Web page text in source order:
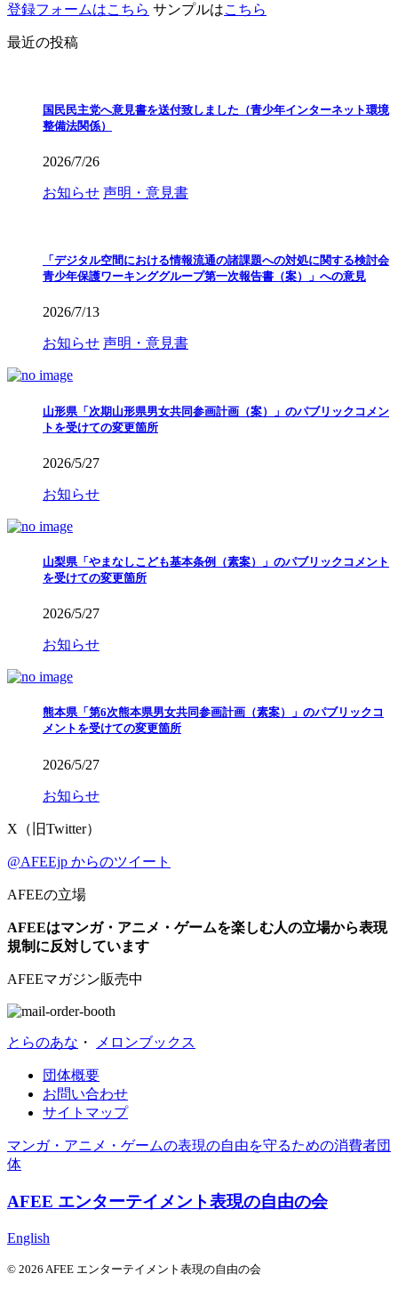
登録フォームはこちら サンプルはこちら
最近の投稿
国民民主党へ意見書を送付致しました（青少年インターネット環境
整備法関係）
2026/7/26
お知らせ 声明・意見書
「デジタル空間における情報流通の諸課題への対処に関する検討会
青少年保護ワーキンググループ第一次報告書（案）」への意見
2026/7/13
お知らせ 声明・意見書
山形県「次期山形県男女共同参画計画（案）」のパブリックコメン
トを受けての変更箇所
2026/5/27
お知らせ
山梨県「やまなしこども基本条例（素案）」のパブリックコメント
を受けての変更箇所
2026/5/27
お知らせ
熊本県「第6次熊本県男女共同参画計画（素案）」のパブリックコ
メントを受けての変更箇所
2026/5/27
お知らせ
X（旧Twitter）
@AFEEjp からのツイート
AFEEの立場
AFEEはマンガ・アニメ・ゲームを楽しむ人の立場から表現
規制に反対しています
AFEEマガジン販売中
とらのあな ・ メロンブックス
団体概要
お問い合わせ
サイトマップ
マンガ・アニメ・ゲームの表現の自由を守るための消費者団
体
AFEE エンターテイメント表現の自由の会
English
© 2026 AFEE エンターテイメント表現の自由の会